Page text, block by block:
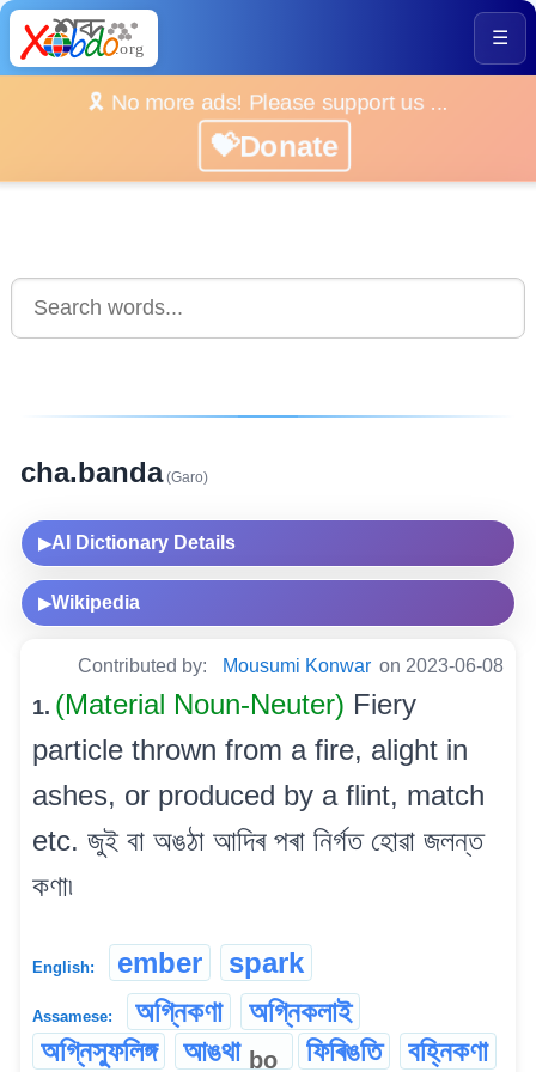
☰
🎗️ No more ads! Please support us ...
💝Donate
cha.banda(Garo)
▶AI Dictionary Details
▶Wikipedia
Contributed by: Mousumi Konwar on 2023-06-08
1. (Material Noun-Neuter) Fiery
particle thrown from a fire, alight in
ashes, or produced by a flint, match
etc. জুই বা অঙঠা আদিৰ পৰা নিৰ্গত হোৱা জলন্ত
কণা৷
English: ember spark
Assamese: অগ্নিকণা
অগ্নিকলাই
অগ্নিস্ফুলিঙ্গ
আঙথা bo ফিৰিঙতি বহ্নিকণা